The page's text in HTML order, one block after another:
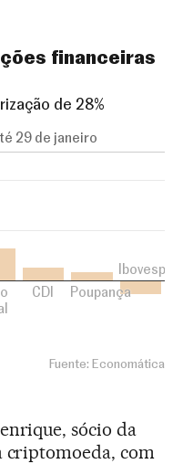
sócio da
criptomoeda, com